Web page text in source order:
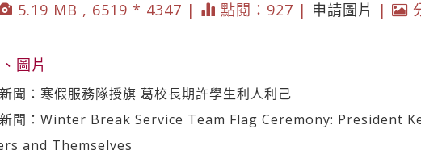
5.19 MB , 6519 * 4347 |
點閱：927 | 申請圖片 |
圖片
聞：寒假服務隊授旗 葛校長期許學生利人利己
聞：Winter Break Service Team Flag Ceremony: President
and Themselves